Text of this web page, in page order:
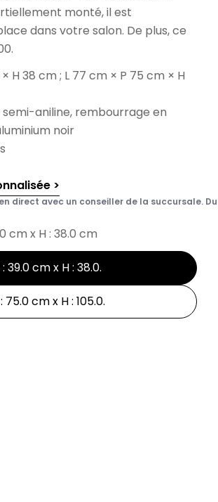
monté, il est
dans votre salon. De plus, ce
H 38 cm ; L 77 cm × P 75 cm × H
aniline, rembourrage en
noir
>
direct avec un conseiller de la succursale. Du
cm x H : 38.0 cm
39.0 cm x H : 38.0.
75.0 cm x H : 105.0.